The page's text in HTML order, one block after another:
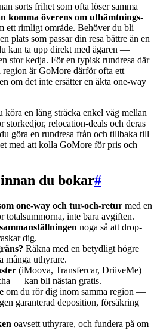
sorts frihet som ofta löser samma
komma överens om uthämtnings-
ett rimligt område. Behöver du bli
plats som passar din resa bättre än en
kan ta upp direkt med ägaren —
stor kedja. För en typisk rundresa där
region är GoMore därför ofta ett
om det inte ersätter en äkta one-way
köra en lång sträcka enkel väg mellan
relocation-deals och deras
göra en rundresa från och tillbaka till
med att kolla GoMore för pris och
du bokar#
one-way och tur-och-retur med en
inte bara avgiften.
noga så att drop-
dig.
Räkna med en betydligt högre
många uthyrare.
(iMoova, Transfercar, DriiveMe)
— kan bli nästan gratis.
om du rör dig inom samma region —
garanterad deposition, försäkring
oavsett uthyrare, och fundera på om